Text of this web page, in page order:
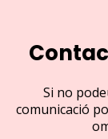
Si no
comunicació